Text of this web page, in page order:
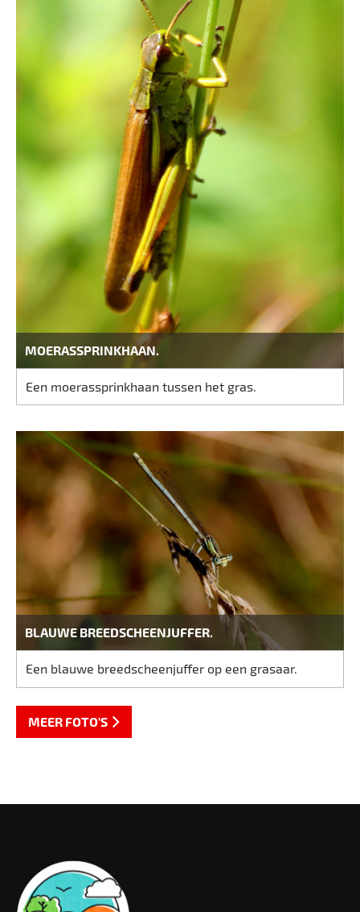
MOERASSPRINKHAAN.
Een moerassprinkhaan tussen het gras.
BLAUWE BREEDSCHEENJUFFER.
Een blauwe breedscheenjuffer op een grasaar.
MEER FOTO'S